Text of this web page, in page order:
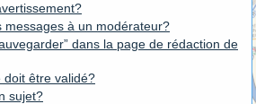
à un modérateur?
dans la page de rédaction de
doit être validé?
sujet?